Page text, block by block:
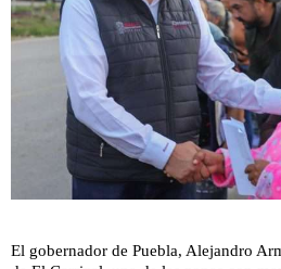
El gobernador de Puebla, Alejandro